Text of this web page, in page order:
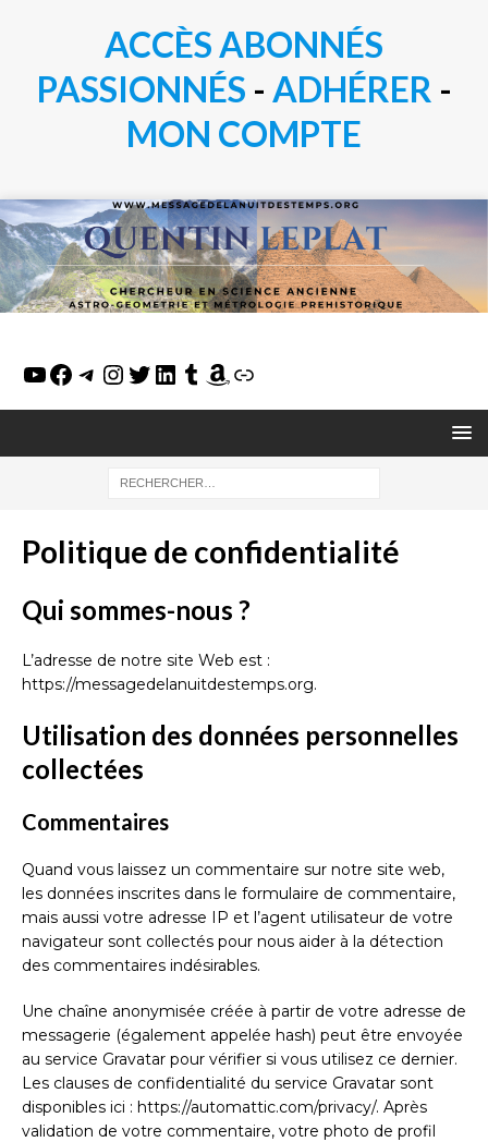
ACCÈS ABONNÉS
PASSIONNÉS - ADHÉRER -
MON COMPTE
Politique de confidentialité
Qui sommes-nous ?
L’adresse de notre site Web est :
https://messagedelanuitdestemps.org.
Utilisation des données personnelles
collectées
Commentaires
Quand vous laissez un commentaire sur notre site web,
les données inscrites dans le formulaire de commentaire,
mais aussi votre adresse IP et l’agent utilisateur de votre
navigateur sont collectés pour nous aider à la détection
des commentaires indésirables.
Une chaîne anonymisée créée à partir de votre adresse de
messagerie (également appelée hash) peut être envoyée
au service Gravatar pour vérifier si vous utilisez ce dernier.
Les clauses de confidentialité du service Gravatar sont
disponibles ici : https://automattic.com/privacy/. Après
validation de votre commentaire, votre photo de profil